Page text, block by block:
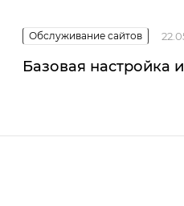
Обслуживание сайтов
Базовая настройка